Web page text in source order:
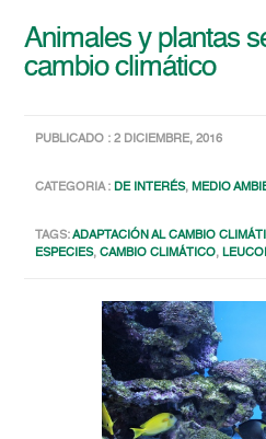
Animales y plantas
cambio climático
PUBLICADO : 2 DICIEMBRE, 2016
CATEGORIA :DE INTERÉS,MEDIO
TAGS:ADAPTACIÓN AL CAMBIO
ESPECIES,CAMBIO CLIMÁTICO,